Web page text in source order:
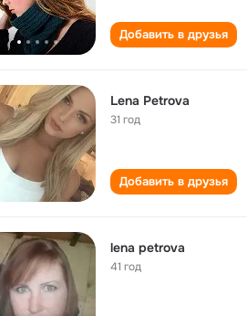
Добавить в друзья
Lena Petrova
31 год
Добавить в друзья
lena petrova
41 год